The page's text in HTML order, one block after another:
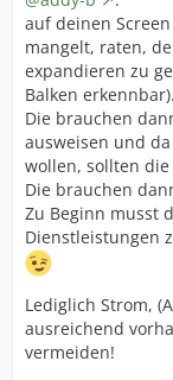
auf deinen
mangelt, raten,
expandieren zu
Balken
Die brauchen
ausweisen und
wollen, sollten
Die brauchen
Zu Beginn musst
Dienstleistungen
Lediglich Strom,
ausreichend
vermeiden!